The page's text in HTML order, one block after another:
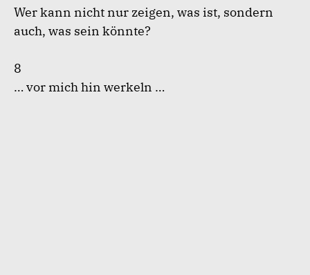
Wer kann nicht nur zeigen, was ist, sondern
auch, was sein könnte?
8
… vor mich hin werkeln …